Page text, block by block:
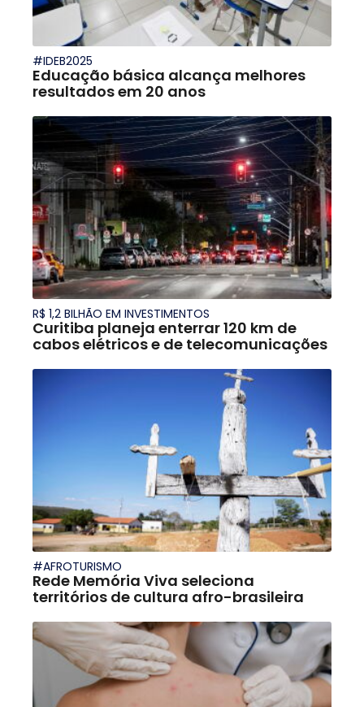
#IDEB2025
Educação básica alcança melhores
resultados em 20 anos
R$ 1,2 BILHÃO EM INVESTIMENTOS
Curitiba planeja enterrar 120 km de
cabos elétricos e de telecomunicações
#AFROTURISMO
Rede Memória Viva seleciona
territórios de cultura afro-brasileira